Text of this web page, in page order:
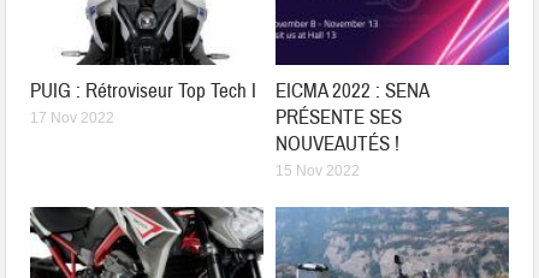
PUIG : Rétroviseur Top Tech I
17 Nov 2022
EICMA 2022 : SENA
PRÉSENTE SES
NOUVEAUTÉS !
15 Nov 2022